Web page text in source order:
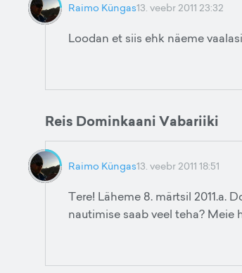
Raimo Küngas13. veebr 2011 23:32
Loodan et siis ehk näeme
Reis Dominkaani Vabariiki
Raimo Küngas13. veebr 2011 18:51
Tere! Läheme 8. märtsil 2011.a.
nautimise saab veel teha? Meie